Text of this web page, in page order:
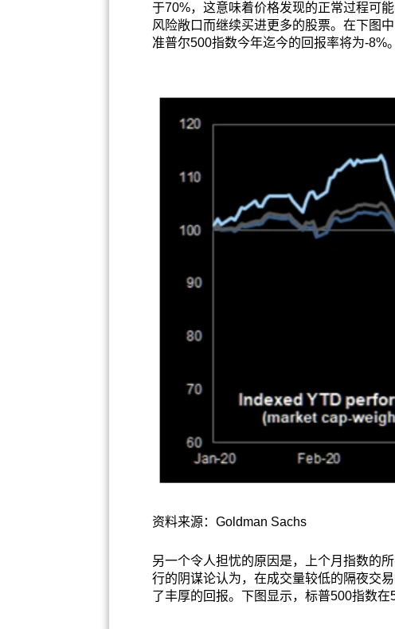
于70%，这意味着价格发现的正常过程可
风险敞口而继续买进更多的股票。在下图
准普尔500指数今年迄今的回报率将为-8%。
资料来源：Goldman Sachs
另一个令人担忧的原因是，上个月指数的
行的阴谋论认为，在成交量较低的隔夜交
了丰厚的回报。下图显示，标普500指数